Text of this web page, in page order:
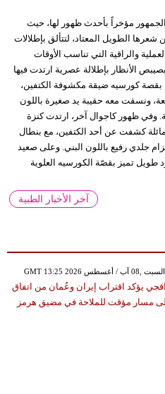
مؤخراً بأحدث ظهور لها، حيث
الطويل المعتاد، لتتألق بإطلالات
والراقية التي تناسب الأوقات
الأنظار بإطلالة عصرية ارتدت فيها
كورسيه ضيقة مكشوفة الكتفين،
ونسقت معه حقيبة يد صغيرة باللون
وفي ظهور كاجوال آخر، ارتدت كنزة
مائلة كشفت عن أحد الكتفين، مع بنطال
جلدي رفيع باللون البني. وعلى صعيد
طويل تميز بقصّة الكورسيه العلوية
آخر الأخبار الطبية
GMT 13:25 2026 السبت ,08 آب / أغسطس
يؤكد اقتراب إيران وعُمان من اتفاق
مسار مؤقت للملاحة في مضيق هرمز